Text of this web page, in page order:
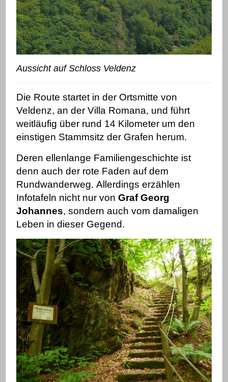
Aussicht auf Schloss Veldenz
Die Route startet in der Ortsmitte von
Veldenz, an der Villa Romana, und führt
weitläufig über rund 14 Kilometer um den
einstigen Stammsitz der Grafen herum.
Deren ellenlange Familiengeschichte ist
denn auch der rote Faden auf dem
Rundwanderweg. Allerdings erzählen
Infotafeln nicht nur von Graf Georg
Johannes, sondern auch vom damaligen
Leben in dieser Gegend.